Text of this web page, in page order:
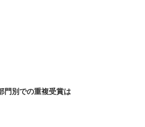
別での重複受賞は